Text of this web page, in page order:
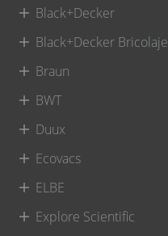
Black+Decker
Black+Decker Bricolaje
Braun
BWT
Duux
Ecovacs
ELBE
Explore Scientific